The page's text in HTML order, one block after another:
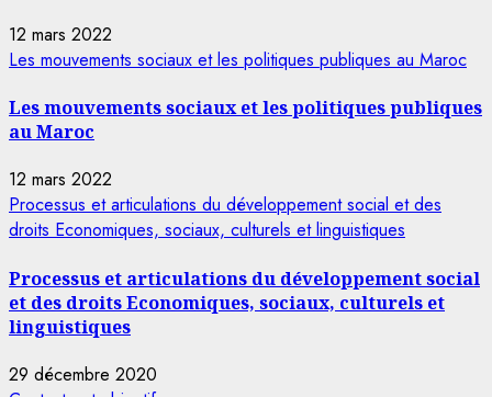
12 mars 2022
Les mouvements sociaux et les politiques publiques au Maroc
Les mouvements sociaux et les politiques publiques
au Maroc
12 mars 2022
Processus et articulations du développement social et des
droits Economiques, sociaux, culturels et linguistiques
Processus et articulations du développement social
et des droits Economiques, sociaux, culturels et
linguistiques
29 décembre 2020